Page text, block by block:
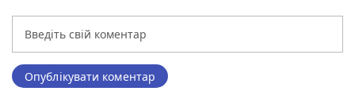
Опублікувати коментар